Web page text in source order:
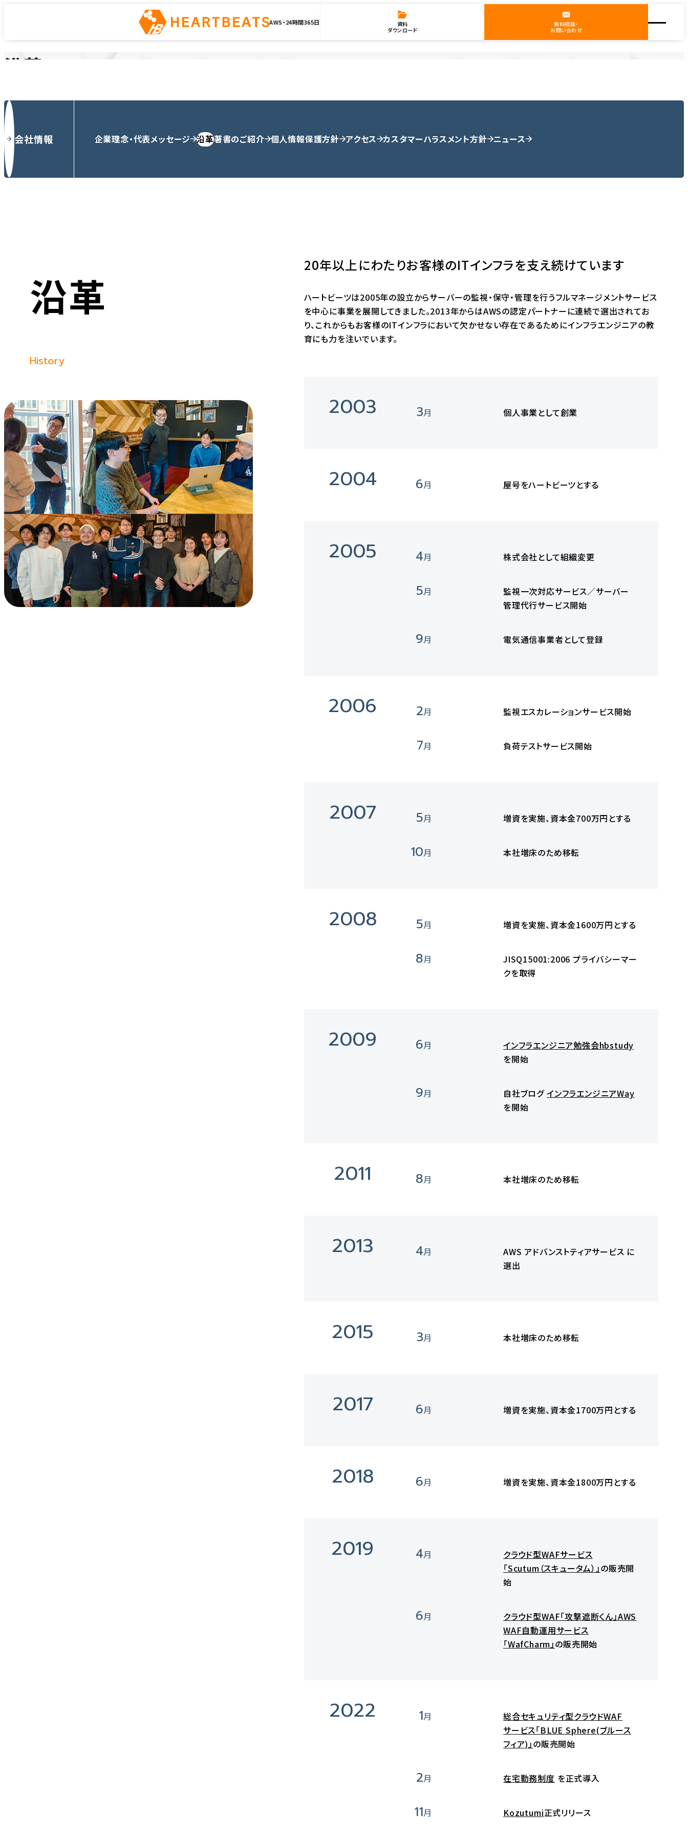
AWS・24時間365日
資料
ダウンロード
無料相談・
お問い合わせ
沿革
ホーム 会社情報 沿革
会社情報 企業理念・代表メッセージ 沿革著書のご紹介 個人情報保護方針 アクセス カスタマーハラスメント方針 ニュース
沿革
History
20年以上にわたりお客様のITインフラを支え続けています
ハートビーツは2005年の設立からサーバーの監視・保守・管理を行うフルマネージメントサービス
を中心に事業を展開してきました。2013年からはAWSの認定パートナーに連続で選出されてお
り、これからもお客様のITインフラにおいて欠かせない存在であるためにインフラエンジニアの教
育にも力を注いでいます。
2003 3 個人事業として創業
2004 6 屋号をハートビーツとする
2005 4 株式会社として組織変更
5
監視一次対応サービス／サーバー
管理代行サービス開始
9 電気通信事業者として登録
2006 2 監視エスカレーションサービス開始
7 負荷テストサービス開始
2007 5 増資を実施、資本金700万円とする
10 本社増床のため移転
2008 5 増資を実施、資本金1600万円とする
8
JISQ15001:2006 プライバシーマー
クを取得
2009 6
インフラエンジニア勉強会hbstudy
を開始
9 自社ブログインフラエンジニアWay
を開始
2011 8 本社増床のため移転
2013 4
AWS アドバンストティアサービス に
選出
2015 3 本社増床のため移転
2017 6 増資を実施、資本金1700万円とする
2018 6 増資を実施、資本金1800万円とする
2019 4
クラウド型WAFサービス
「Scutum（スキュータム）」の販売開
始
6
クラウド型WAF「攻撃遮断くん」AWS
WAF自動運用サービス
「WafCharm」の販売開始
2022 1
総合セキュリティ型クラウドWAF
サービス「BLUE Sphere(ブルース
フィア)」の販売開始
2 在宅勤務制度 を正式導入
11 Kozutumi正式リリース